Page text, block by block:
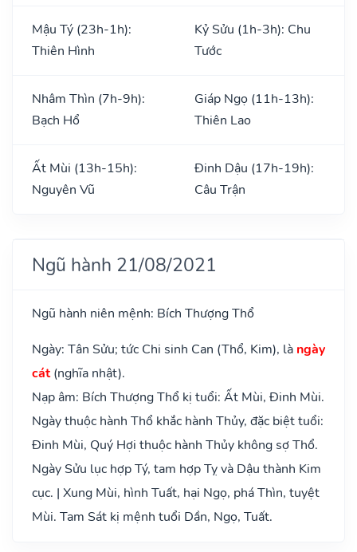
Mậu Tý (23h-1h):
Thiên Hình
Kỷ Sửu (1h-3h): Chu
Tước
Nhâm Thìn (7h-9h):
Bạch Hổ
Giáp Ngọ (11h-13h):
Thiên Lao
Ất Mùi (13h-15h):
Nguyên Vũ
Đinh Dậu (17h-19h):
Câu Trận
Ngũ hành 21/08/2021
Ngũ hành niên mệnh: Bích Thượng Thổ
Ngày: Tân Sửu; tức Chi sinh Can (Thổ, Kim), là ngày
cát(nghĩa nhật).
Nạp âm: Bích Thượng Thổ kị tuổi: Ất Mùi, Đinh Mùi.
Ngày thuộc hành Thổ khắc hành Thủy, đặc biệt tuổi:
Đinh Mùi, Quý Hợi thuộc hành Thủy không sợ Thổ.
Ngày Sửu lục hợp Tý, tam hợp Tỵ và Dậu thành Kim
cục. | Xung Mùi, hình Tuất, hại Ngọ, phá Thìn, tuyệt
Mùi. Tam Sát kị mệnh tuổi Dần, Ngọ, Tuất.